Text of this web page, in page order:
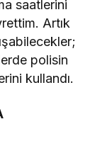
saatlerini
Artık
polisin
kullandı.